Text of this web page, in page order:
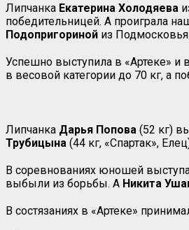
Липчанка Екатерина Холодяева
победительницей. А проиграла
Подопригориной из Подмосковья.
Успешно выступила в «Артеке»
в весовой категории до 70 кг, а
Липчанка Дарья Попова (52 кг)
Трубицына (44 кг, «Спартак»,
В соревнованиях юношей
выбыли из борьбы. А Никита
В состязаниях в «Артеке»